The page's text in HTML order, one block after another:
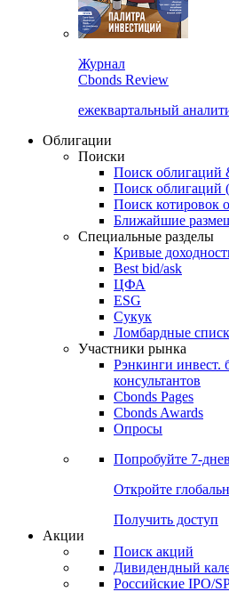
Журнал
Cbonds Review
ежеквартальный
Облигации
Поиски
Поиск облигаций
Поиск
Поиск котировок
Ближайшие
Специальные разделы
Кривые
Best bid/ask
ЦФА
ESG
Сукук
Ломбардные
Участники рынка
Рэнкинги инвест.
консультантов
Cbonds Pages
Cbonds Awards
Опросы
Попробуйте 7-
Откройте
Получить доступ
Акции
Поиск акций
Дивидендный
Российские IPO/